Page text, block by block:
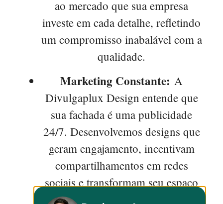
ao mercado que sua empresa
investe em cada detalhe, refletindo
um compromisso inabalável com a
qualidade.
Marketing Constante: A
Divulgaplux Design entende que
sua fachada é uma publicidade
24/7. Desenvolvemos designs que
geram engajamento, incentivam
compartilhamentos em redes
sociais e transformam seu espaço
em um ponto de referência visual